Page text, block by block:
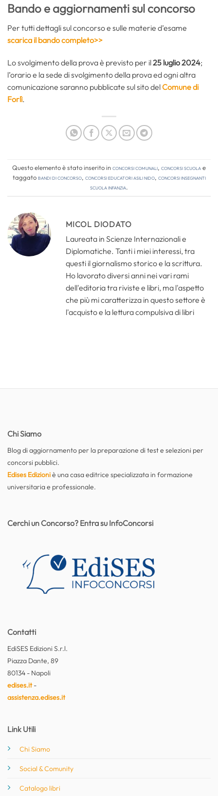
Bando e aggiornamenti sul concorso
Per tutti dettagli sul concorso e sulle materie d’esame
scarica il bando completo>>
Lo svolgimento della prova è previsto per il25 luglio 2024;
l’orario e la sede di svolgimento della prova ed ogni altra
comunicazione saranno pubblicate sul sito delComune di
Forlì.
Questo elemento è stato inserito inConcorsi comunali, Concorsi Scuolae
taggatobandi di concorso, concorsi educatori asili nido, concorsi insegnanti
scuola infanzia.
MICOL DIODATO
Laureata in Scienze Internazionali e
Diplomatiche. Tanti i miei interessi, tra
questi il giornalismo storico e la scrittura.
Ho lavorato diversi anni nei vari rami
dell'editoria tra riviste e libri, ma l'aspetto
che più mi caratterizza in questo settore è
l'acquisto e la lettura compulsiva di libri
Chi Siamo
Blog di aggiornamento per la preparazione di test e selezioni per
concorsi pubblici.
Edises Edizioniè una casa editrice specializzata in formazione
universitaria e professionale.
Contatti
EdiSES Edizioni S.r.l.
Piazza Dante, 89
80134 - Napoli
edises.it-
assistenza.edises.it
Link Utili
Chi Siamo
Social & Comunity
Catalogo libri
Cerchi un Concorso? Entra su InfoConcorsi